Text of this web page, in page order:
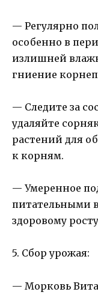
— Регулярно
особенно в
излишней
гниение
— Следите за
удаляйте
растений для
к корням.
— Умеренное
питательными
здоровому
5. Сбор урожая:
— Морковь Вита